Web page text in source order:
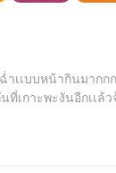
เต็ก สายพาสต้า สปาเก็ตตี้ ซุป สลัดหรือ